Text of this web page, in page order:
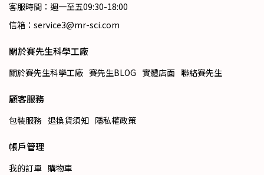
客服時間：週一至五09:30-18:00
信箱：service3@mr-sci.com
關於賽先生科學工廠
關於賽先生科學工廠 賽先生BLOG 實體店面 聯絡賽先生
顧客服務
包裝服務 退換貨須知 隱私權政策
帳戶管理
我的訂單 購物車